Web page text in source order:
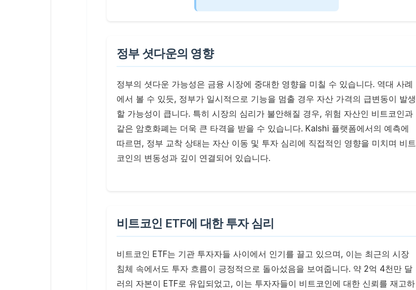
정부 셧다운의 영향
정부의 셧다운 가능성은 금융 시장에 중대한 영향을 미칠 수 있습니다. 역대 사례
에서 볼 수 있듯, 정부가 일시적으로 기능을 멈출 경우 자산 가격의 급변동이 발생
할 가능성이 큽니다. 특히 시장의 심리가 불안해질 경우, 위험 자산인 비트코인과
같은 암호화폐는 더욱 큰 타격을 받을 수 있습니다. Kalshi 플랫폼에서의 예측에
따르면, 정부 교착 상태는 자산 이동 및 투자 심리에 직접적인 영향을 미치며 비트
코인의 변동성과 깊이 연결되어 있습니다.
비트코인 ETF에 대한 투자 심리
비트코인 ETF는 기관 투자자들 사이에서 인기를 끌고 있으며, 이는 최근의 시장
침체 속에서도 투자 흐름이 긍정적으로 돌아섰음을 보여줍니다. 약 2억 4천만 달
러의 자본이 ETF로 유입되었고, 이는 투자자들이 비트코인에 대한 신뢰를 재고하